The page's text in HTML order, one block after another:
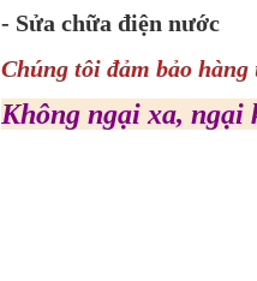
- Sửa chữa điện nước
Chúng tôi đảm bảo
Không ngại xa,